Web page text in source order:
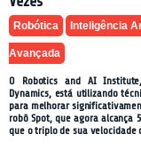
Robótica Inteligência
Avançada
O Robotics and AI
Dynamics, está utilizando
para melhorar
robô Spot, que agora alcança
que o triplo de sua velocidade